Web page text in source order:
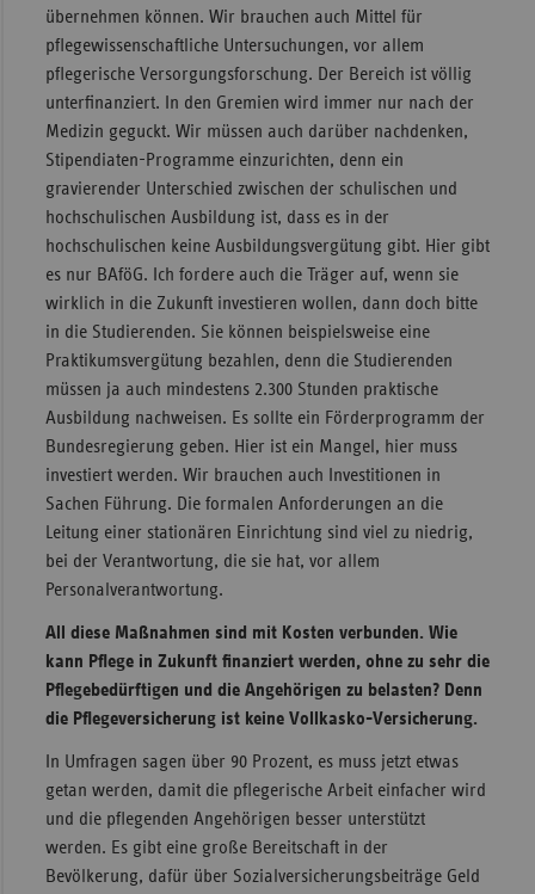
übernehmen können. Wir brauchen auch Mittel für
pflegewissenschaftliche Untersuchungen, vor allem
pflegerische Versorgungsforschung. Der Bereich ist völlig
unterfinanziert. In den Gremien wird immer nur nach der
Medizin geguckt. Wir müssen auch darüber nachdenken,
Stipendiaten-Programme einzurichten, denn ein
gravierender Unterschied zwischen der schulischen und
hochschulischen Ausbildung ist, dass es in der
hochschulischen keine Ausbildungsvergütung gibt. Hier gibt
es nur BAföG. Ich fordere auch die Träger auf, wenn sie
wirklich in die Zukunft investieren wollen, dann doch bitte
in die Studierenden. Sie können beispielsweise eine
Praktikumsvergütung bezahlen, denn die Studierenden
müssen ja auch mindestens 2.300 Stunden praktische
Ausbildung nachweisen. Es sollte ein Förderprogramm der
Bundesregierung geben. Hier ist ein Mangel, hier muss
investiert werden. Wir brauchen auch Investitionen in
Sachen Führung. Die formalen Anforderungen an die
Leitung einer stationären Einrichtung sind viel zu niedrig,
bei der Verantwortung, die sie hat, vor allem
Personalverantwortung.
All diese Maßnahmen sind mit Kosten verbunden. Wie
kann Pflege in Zukunft finanziert werden, ohne zu sehr die
Pflegebedürftigen und die Angehörigen zu belasten? Denn
die Pflegeversicherung ist keine Vollkasko­-Versicherung.
In Umfragen sagen über 90 Prozent, es muss jetzt etwas
getan werden, damit die pflegerische Arbeit einfacher wird
und die pflegenden Angehörigen besser unterstützt
werden. Es gibt eine große Bereitschaft in der
Bevölkerung, dafür über Sozialversicherungsbeiträge Geld